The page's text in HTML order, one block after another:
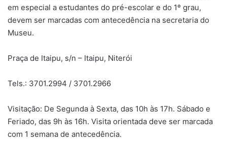
em especial a estudantes do pré-escolar e do 1º grau,
devem ser marcadas com antecedência na secretaria do
Museu.
Praça de Itaipu, s/n – Itaipu, Niterói
Tels.: 3701.2994 / 3701.2966
Visitação: De Segunda à Sexta, das 10h às 17h. Sábado e
Feriado, das 9h às 16h. Visita orientada deve ser marcada
com 1 semana de antecedência.